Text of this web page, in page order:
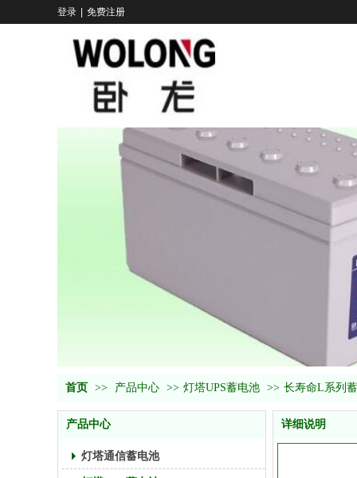
登录 免费注册
首页 >> 产品中心 >> 灯塔UPS蓄电池 >> 长寿命L系列
产品中心
灯塔通信蓄电池
详细说明